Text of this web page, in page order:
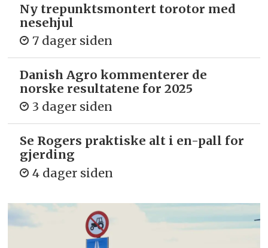
Ny trepunkts­montert torotor med
nesehjul
7 dager siden
Danish Agro kommenterer de
norske resultatene for 2025
3 dager siden
Se Rogers praktiske alt i en-pall for
gjerding
4 dager siden